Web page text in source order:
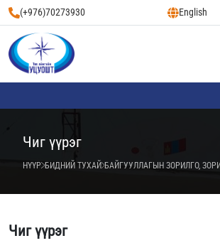
(+976)70273930 English
Чиг үүрэг
НҮҮР БИДНИЙ ТУХАЙ БАЙГУУЛЛАГЫН ЗОРИЛГО,
Чиг үүрэг